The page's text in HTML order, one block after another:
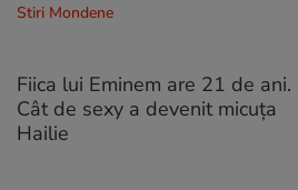
Stiri Mondene
Fiica lui Eminem are 21 de ani.
Cât de sexy a devenit micuța
Hailie